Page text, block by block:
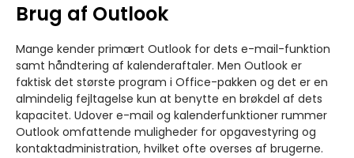
Brug af Outlook
Mange kender primært Outlook for dets e-mail-funktion
samt håndtering af kalenderaftaler. Men Outlook er
faktisk det største program i Office-pakken og det er en
almindelig fejltagelse kun at benytte en brøkdel af dets
kapacitet. Udover e-mail og kalenderfunktioner rummer
Outlook omfattende muligheder for opgavestyring og
kontaktadministration, hvilket ofte overses af brugerne.